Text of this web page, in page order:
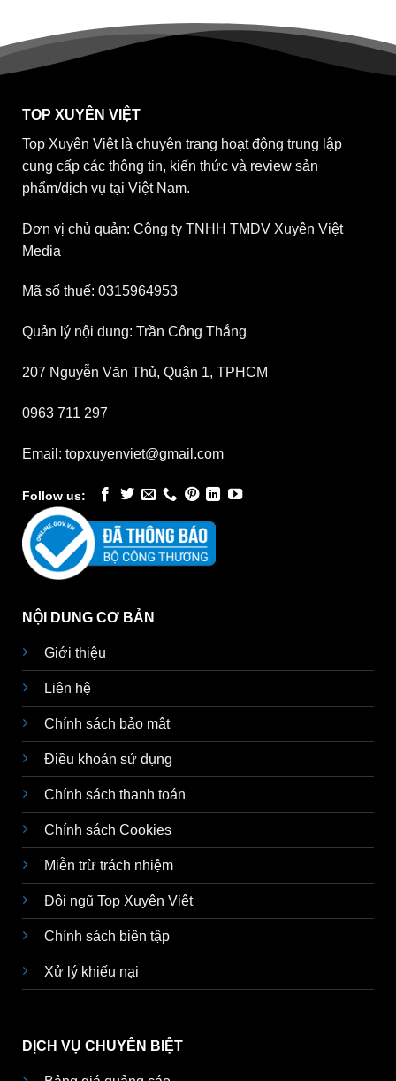
TOP XUYÊN VIỆT
Top Xuyên Việt là chuyên trang hoạt động trung lập
cung cấp các thông tin, kiến thức và review sản
phẩm/dịch vụ tại Việt Nam.
Đơn vị chủ quản: Công ty TNHH TMDV Xuyên Việt
Media
Mã số thuế: 0315964953
Quản lý nội dung: Trần Công Thắng
207 Nguyễn Văn Thủ, Quận 1, TPHCM
0963 711 297
Email: topxuyenviet@gmail.com
Follow us:
NỘI DUNG CƠ BẢN
Giới thiệu
Liên hệ
Chính sách bảo mật
Điều khoản sử dụng
Chính sách thanh toán
Chính sách Cookies
Miễn trừ trách nhiệm
Đội ngũ Top Xuyên Việt
Chính sách biên tập
Xử lý khiếu nại
DỊCH VỤ CHUYÊN BIỆT